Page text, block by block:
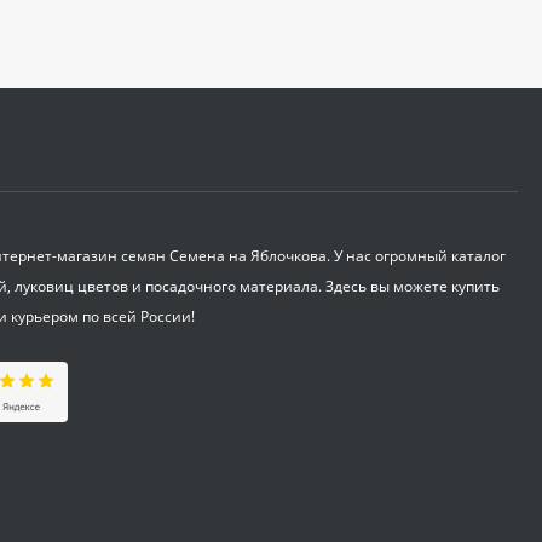
1 100₽
магазин семян Семена на Яблочкова. У нас огромный каталог
луковиц цветов и посадочного материала. Здесь вы можете купить
курьером по всей России!